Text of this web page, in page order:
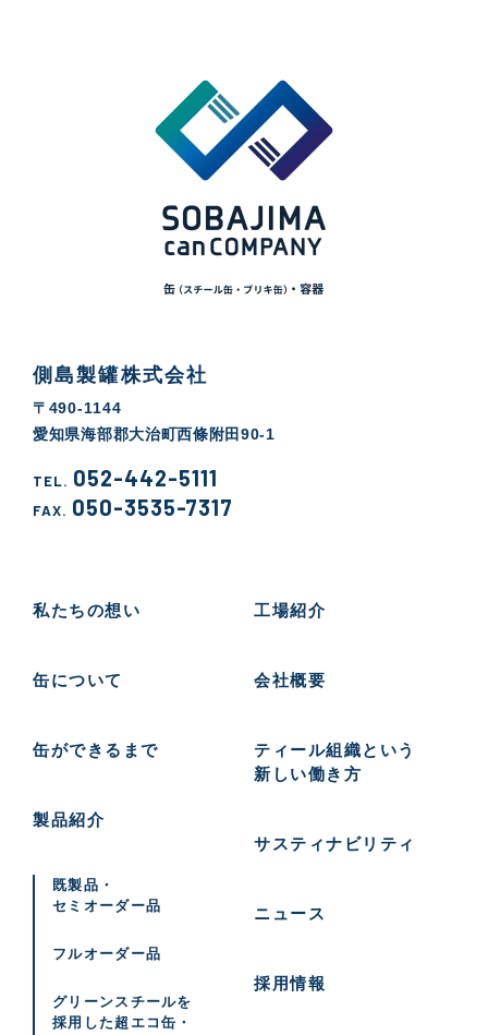
側島製罐株式会社
〒490-1144
愛知県海部郡大治町西條附田90-1
TEL. 052-442-5111
FAX. 050-3535-7317
私たちの想い
缶について
缶ができるまで
製品紹介
既製品・
セミオーダー品
フルオーダー品
グリーンスチールを
採用した超エコ缶・
工場紹介
会社概要
ティール組織という
新しい働き方
サスティナビリティ
ニュース
採用情報